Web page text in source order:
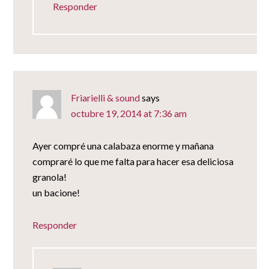
Responder
Friarielli & soundsays
octubre 19, 2014 at 7:36 am
Ayer compré una calabaza enorme y mañana
compraré lo que me falta para hacer esa deliciosa
granola!
un bacione!
Responder